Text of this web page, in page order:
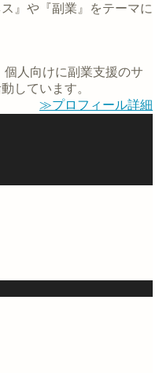
』や『副業』をテーマに
人向けに副業支援のサ
しています。
≫プロフィール詳細